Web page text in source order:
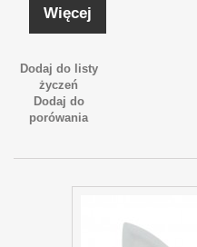
Więcej
Dodaj do listy
życzeń
Dodaj do
porówania